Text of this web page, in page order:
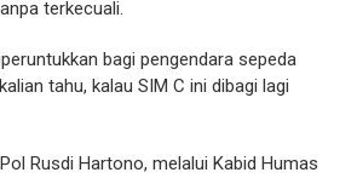
terkecuali.
bagi pengendara sepeda
tahu, kalau SIM C ini dibagi lagi
Rusdi Hartono, melalui Kabid Humas